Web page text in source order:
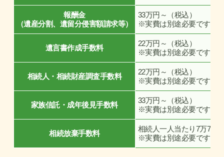
報酬金
（遺産分割、遺留分侵害額請求等）
33万円～（税込）
※実費は別途必要です。
遺言書作成手数料
22万円～（税込）
※実費は別途必要です。
相続人・相続財産調査手数料
22万円～（税込）
※実費は別途必要です。
家族信託・成年後見手数料
33万円～（税込）
※実費は別途必要です。
相続放棄手数料
相続人一人当たり7万
※実費は別途必要です。